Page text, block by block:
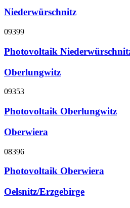
Niederwürschnitz
09399
Photovoltaik
Oberlungwitz
09353
Photovoltaik Oberlungwitz
Oberwiera
08396
Photovoltaik Oberwiera
Oelsnitz/Erzgebirge